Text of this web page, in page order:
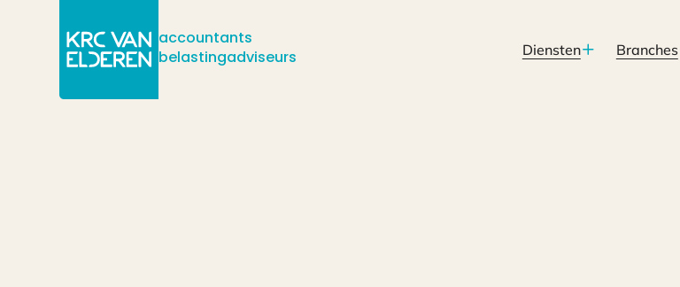
accountants
belastingadviseurs
Branches
Diensten